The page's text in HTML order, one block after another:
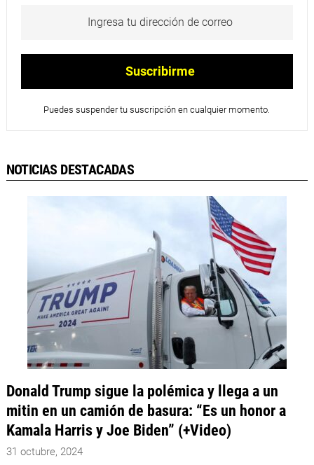
Puedes suspender tu suscripción en cualquier momento.
NOTICIAS DESTACADAS
Donald Trump sigue la polémica y llega a un
mitin en un camión de basura: “Es un honor a
Kamala Harris y Joe Biden” (+Video)
31 octubre, 2024